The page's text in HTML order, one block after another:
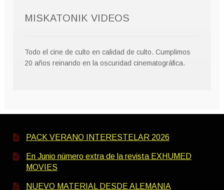
MISKATONIK VIDEOS
Todo el cine de culto en calidad de culto. Cumplimos
20 años reinando en la oscuridad cinematográfica.
PACK VERANO INTERESTELAR 2026
En Junio número extra de la revista EXHUMED
MOVIES
NUEVO MATERIAL DESDE ALEMANIA